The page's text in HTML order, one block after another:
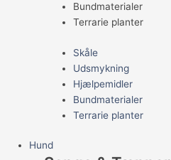
Bundmaterialer
Terrarie planter
Skåle
Udsmykning
Hjælpemidler
Bundmaterialer
Terrarie planter
Hund